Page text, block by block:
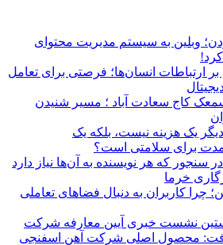
وبلین به سیستم مدیریت محتوای
کرد!
ارتباطات انسان‌ها؛ فرصتی برای تعامل
کاج سعادت آباد ؛ مسیر شنیدن
دیگر یک هزینه نیست، بلکه یک
برای سلامتی است؟
خرما
چرا کاربران به دنبال فضاهای تعاملی
نشست خبری آیین معارفه شرکت
بافت: محصول اصلی شرکت آهن اسفنجی